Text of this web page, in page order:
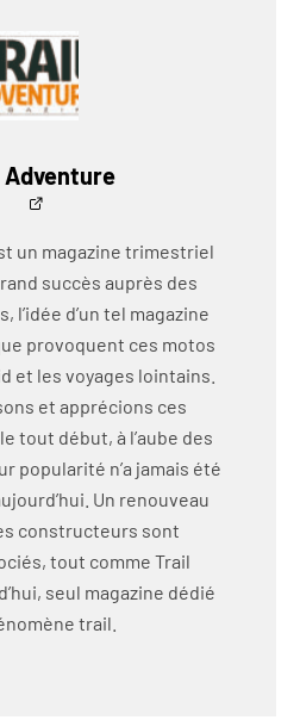
un magazine trimestriel
succès auprès des
l’idée d’un tel magazine
provoquent ces motos
et les voyages lointains.
et apprécions ces
tout début, à l’aube des
popularité n’a jamais été
Un renouveau
constructeurs sont
tout comme Trail
seul magazine dédié
trail.